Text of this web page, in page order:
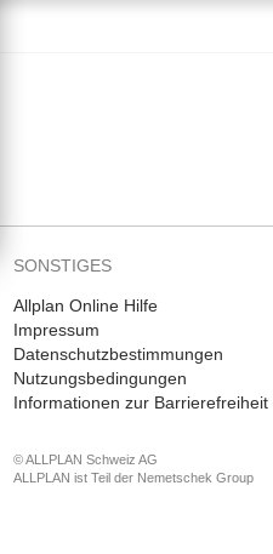
SONSTIGES
Allplan Online Hilfe
Impressum
Datenschutzbestimmungen
Nutzungsbedingungen
Informationen zur Barrierefreiheit
© ALLPLAN Schweiz AG
ALLPLAN ist Teil der Nemetschek Group